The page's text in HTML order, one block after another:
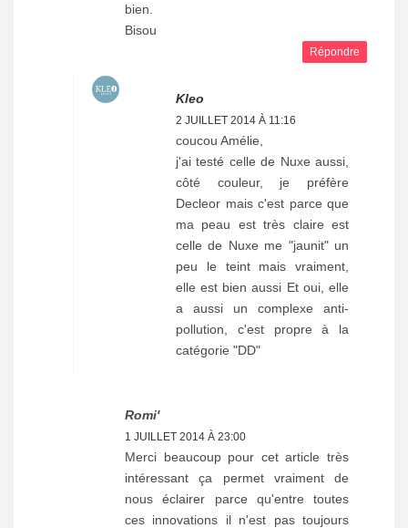
bien.
Bisou
Répondre
Kleo
2 JUILLET 2014 À 11:16
coucou Amélie,
j'ai testé celle de Nuxe aussi,
côté couleur, je préfère
Decleor mais c'est parce que
ma peau est très claire est
celle de Nuxe me "jaunit" un
peu le teint mais vraiment,
elle est bien aussi Et oui, elle
a aussi un complexe anti-
pollution, c'est propre à la
catégorie "DD"
Romi'
1 JUILLET 2014 À 23:00
Merci beaucoup pour cet article très
intéressant ça permet vraiment de
nous éclairer parce qu'entre toutes
ces innovations il n'est pas toujours